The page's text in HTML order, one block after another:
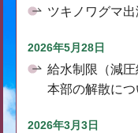
ツキノワグマ出
2026年5月28日
給水制限（減
本部の解散につ
2026年3月3日